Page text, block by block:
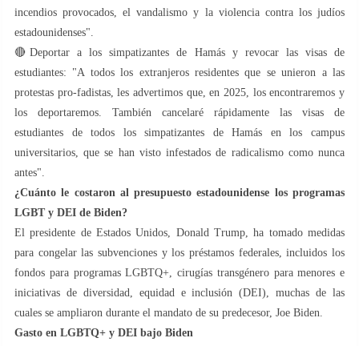
incendios provocados, el vandalismo y la violencia contra los judíos
estadounidenses".
🔴Deportar a los simpatizantes de Hamás y revocar las visas de
estudiantes: "A todos los extranjeros residentes que se unieron a las
protestas pro-fadistas, les advertimos que, en 2025, los encontraremos y
los deportaremos. También cancelaré rápidamente las visas de
estudiantes de todos los simpatizantes de Hamás en los campus
universitarios, que se han visto infestados de radicalismo como nunca
antes".
¿Cuánto le costaron al presupuesto estadounidense los programas
LGBT y DEI de Biden?
El presidente de Estados Unidos, Donald Trump, ha tomado medidas
para congelar las subvenciones y los préstamos federales, incluidos los
fondos para programas LGBTQ+, cirugías transgénero para menores e
iniciativas de diversidad, equidad e inclusión (DEI), muchas de las
cuales se ampliaron durante el mandato de su predecesor, Joe Biden.
Gasto en LGBTQ+ y DEI bajo Biden